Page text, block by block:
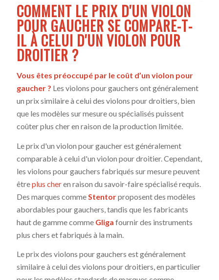
COMMENT LE PRIX D'UN VIOLON
POUR GAUCHER SE COMPARE-T-
IL À CELUI D'UN VIOLON POUR
DROITIER ?
Vous êtes préoccupé par le coût d’un violon pour
gaucher ? Les violons pour gauchers ont généralement
un prix similaire à celui des violons pour droitiers, bien
que les modèles sur mesure ou spécialisés puissent
coûter plus cher en raison de la production limitée.
Le prix d'un violon pour gaucher est généralement
comparable à celui d'un violon pour droitier. Cependant,
les violons pour gauchers fabriqués sur mesure peuvent
êtreplus cheren raison du savoir-faire spécialisé requis.
Des marques commeStentorproposent des modèles
abordables pour gauchers, tandis que les fabricants
haut de gamme comme Gliga fournir des instruments
plus chers et fabriqués à la main.
Le prix des violons pour gauchers est généralement
similaire à celui des violons pour droitiers, en particulier